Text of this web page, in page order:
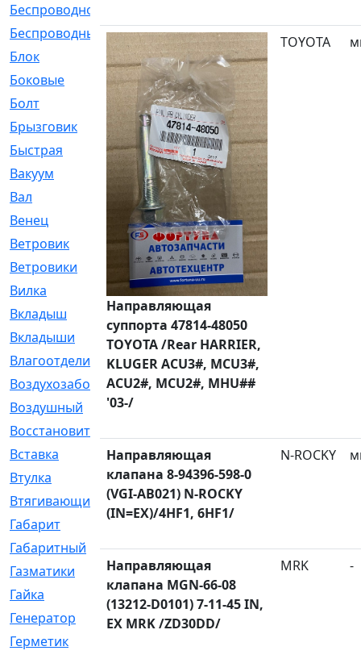
Беспроводное
Беспроводные
[1]
Блок
[81]
Боковые
[4]
Болт
[247]
Брызговик
[77]
Быстрая
[2]
Вакуум
[23]
Вал
[194]
Венец
[16]
Ветровик
[132]
Ветровики
[2]
Вилка
[15]
Вкладыш
[41]
Вкладыши
[1131]
Влагоотделитель
[2]
Воздухозаборник
[2]
Воздушный
Восстановительный
Вставка
[168]
Втулка
[1875]
Втягивающий
[22]
Габарит
[286]
Габаритный
[6]
Газматики
[117]
Гайка
[104]
Генератор
[148]
Герметик
Направляющая
суппорта 47814-48050
TOYOTA /Rear HARRIER,
KLUGER ACU3#, MCU3#,
ACU2#, MCU2#, MHU##
'03-/
TOYOTA
Направляющая
клапана 8-94396-598-0
(VGI-AB021) N-ROCKY
(IN=EX)/4HF1, 6HF1/
N-ROCKY
Направляющая
клапана MGN-66-08
(13212-D0101) 7-11-45 IN,
EX MRK /ZD30DD/
MRK -